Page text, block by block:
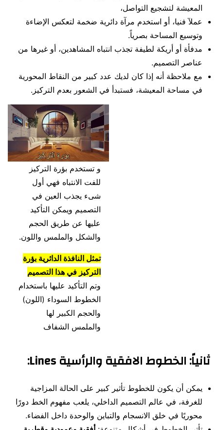
المعيشة لتشجيع التواصل،
عملآ فنيا، أو استخدم مرآة دائرية ضخمة لتعكس الإضاءة
وتوسيع المساحة بصرياً.
مدفأة أو أريكة لطيفة تجذب انتباه المشاهدين، أو غيرها من
عناصر التصميم.
مع ملاحظة أنه إذا كان لديك عدد كبير من النقاط المحورية
في مساحة المعيشة، فستبدأ في الشعور بعدم التركيز.
و تستخدم بؤرة التركيز
للفت الانتباه فهي أول
شىء يجذب العين في
التصميم ويمكن التأكيد
عليها عن طريق الحجم
والشكل والملمس واللون.
تمثل النافذة الدائرية بؤرة
التركيز في هذا التصميم
وتم التأكيد عليها باستخدام
الخطوط السوداء (اللون)
والحجم الكبير لها
والملمس الشفاف
ثانياً: الخطوط الافقية والرأسية Lines:
يمكن أن يكون للخطوط تأثير كبير على الحالة المزاجية
للغرفة، في عالم التصميم الداخلي، يلعب مفهوم الخط دورًا
محوريًا في خلق الانسجام والتباين والوحدة داخل الفضاء.